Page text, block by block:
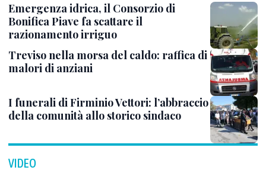
Emergenza idrica, il Consorzio di
Bonifica Piave fa scattare il
razionamento irriguo
Treviso nella morsa del caldo: raffica di
malori di anziani
I funerali di Firminio Vettori: l’abbraccio
della comunità allo storico sindaco
VIDEO